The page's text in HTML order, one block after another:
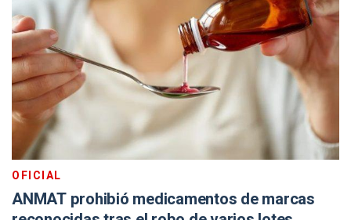
OFICIAL
ANMAT prohibió medicamentos de marcas